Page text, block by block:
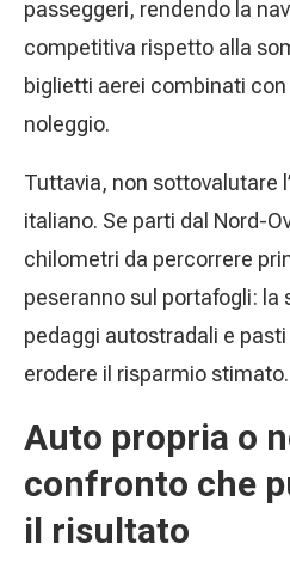
passeggeri, rendendo la
competitiva rispetto alla
biglietti aerei combinati con
noleggio.
Tuttavia, non sottovalutare
italiano. Se parti dal Nord-
chilometri da percorrere
peseranno sul portafogli: la
pedaggi autostradali e
erodere il risparmio stimato.
Auto propria o
confronto che
il risultato